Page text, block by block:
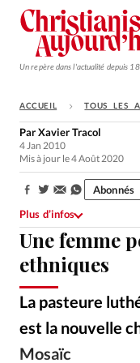
Un repère dans l'actualité depuis
Monde
Opinions
Tous les articles
Faire un don
Emploi
Se connecter
ACCUEIL TOUS LES
Une femme
ethniques
La pasteure
est la nouvelle
Mosaïc
ParXavier Tracol
4 Jan 2010
Mis à jour le 4 Août 2020
Partager:
Abonnés
Plus d’infos